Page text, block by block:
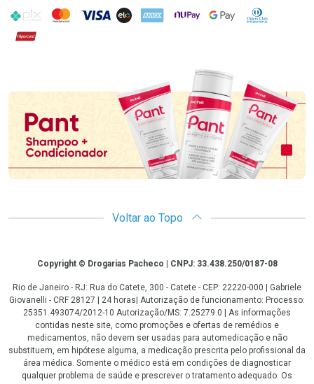
PIX MasterCard
VISA ELO AMEX NuPay Google PayDiners Club
Hipercard
Promoção em Destaque
Voltar ao Topo
CopyrightCopyright © Drogarias Pacheco | CNPJ: 33.438.250/0187-08
Rio de Janeiro - RJ: Rua do Catete, 300 - Catete - CEP: 22220-000 | Gabriele
Giovanelli - CRF 28127 | 24 horas| Autorização de funcionamento: Processo:
25351.493074/2012-10 Autorização/MS: 7.25279.0 | As informações
contidas neste site, como promoções e ofertas de remédios e
medicamentos, não devem ser usadas para automedicação e não
substituem, em hipótese alguma, a medicação prescrita pelo profissional da
área médica. Somente o médico está em condições de diagnosticar
qualquer problema de saúde e prescrever o tratamento adequado. Os